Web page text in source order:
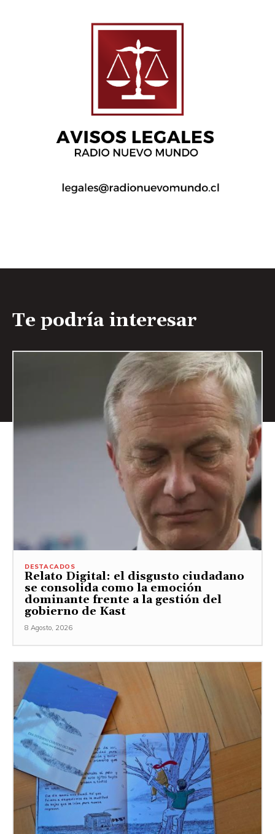
Te podría interesar
DESTACADOS
Relato Digital: el disgusto ciudadano
se consolida como la emoción
dominante frente a la gestión del
gobierno de Kast
8 Agosto, 2026